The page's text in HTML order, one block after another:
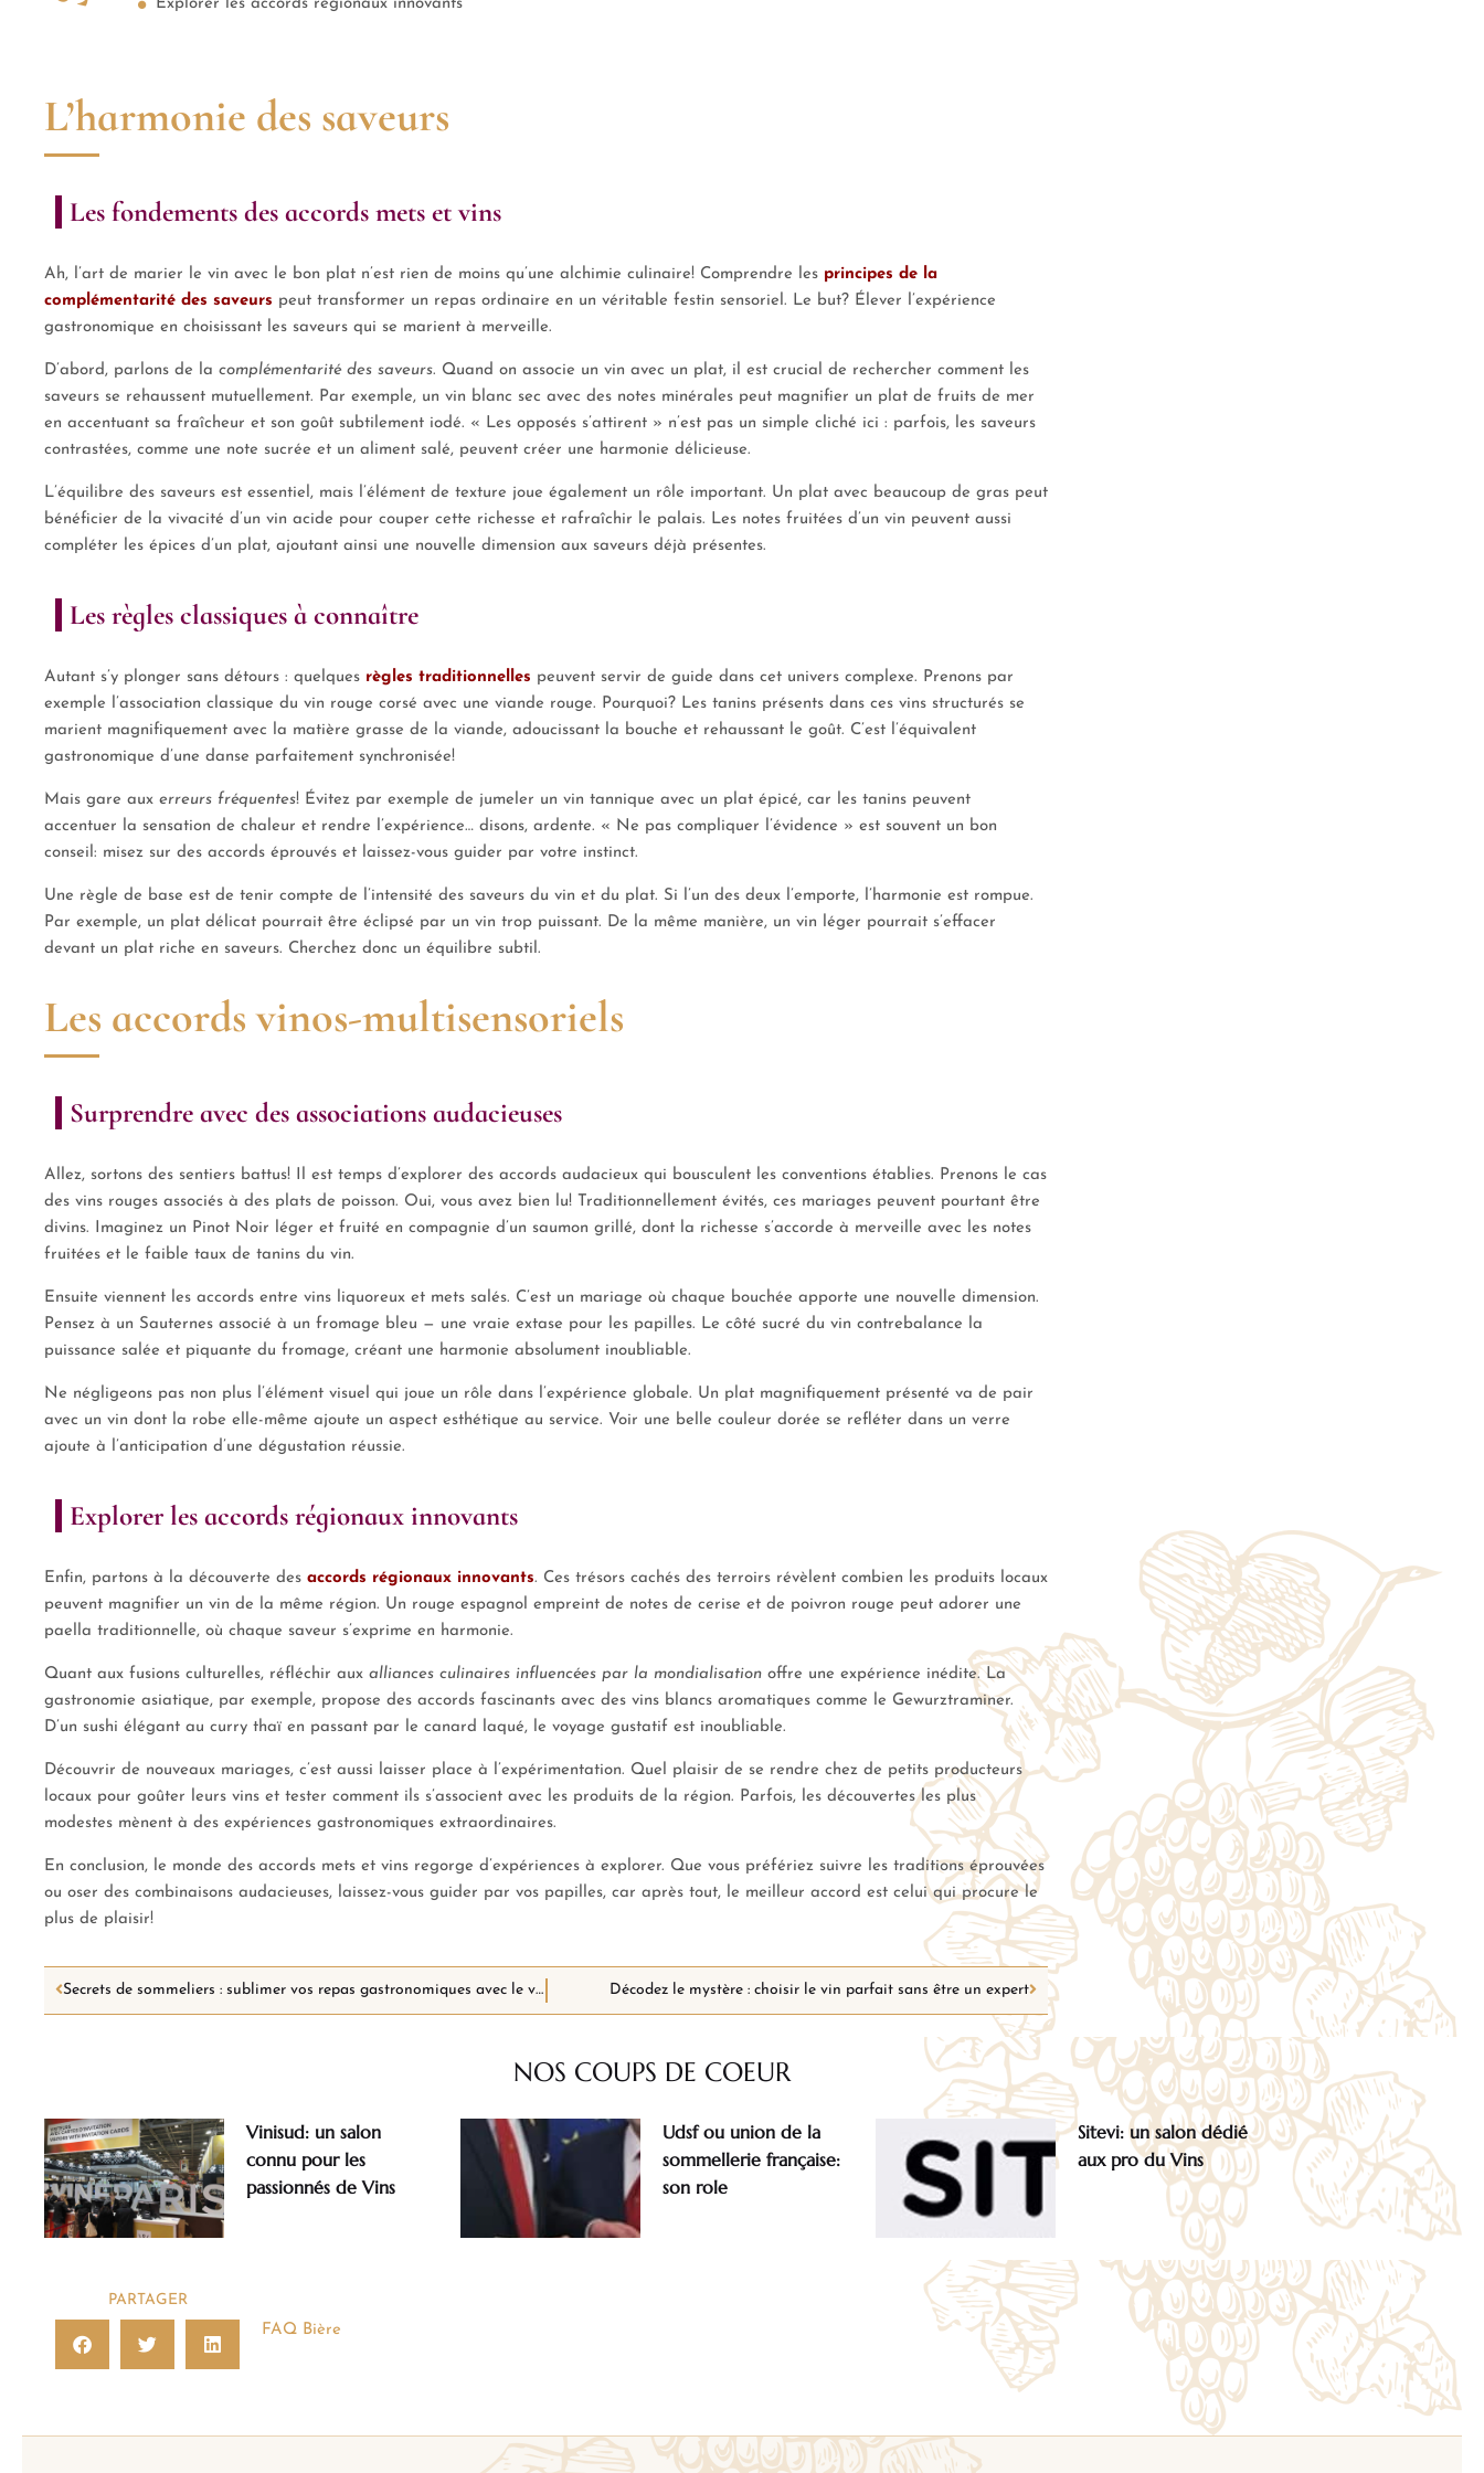
Explorer les accords régionaux innovants
L’harmonie des saveurs
Les fondements des accords mets et vins
Ah, l’art de marier le vin avec le bon plat n’est rien de moins qu’une alchimie culinaire! Comprendre les principes de la
complémentarité des saveurs peut transformer un repas ordinaire en un véritable festin sensoriel. Le but? Élever l’expérience
gastronomique en choisissant les saveurs qui se marient à merveille.
D’abord, parlons de la complémentarité des saveurs. Quand on associe un vin avec un plat, il est crucial de rechercher comment les
saveurs se rehaussent mutuellement. Par exemple, un vin blanc sec avec des notes minérales peut magnifier un plat de fruits de mer
en accentuant sa fraîcheur et son goût subtilement iodé. « Les opposés s’attirent » n’est pas un simple cliché ici : parfois, les saveurs
contrastées, comme une note sucrée et un aliment salé, peuvent créer une harmonie délicieuse.
L’équilibre des saveurs est essentiel, mais l’élément de texture joue également un rôle important. Un plat avec beaucoup de gras peut
bénéficier de la vivacité d’un vin acide pour couper cette richesse et rafraîchir le palais. Les notes fruitées d’un vin peuvent aussi
compléter les épices d’un plat, ajoutant ainsi une nouvelle dimension aux saveurs déjà présentes.
Les règles classiques à connaître
Autant s’y plonger sans détours : quelques règles traditionnelles peuvent servir de guide dans cet univers complexe. Prenons par
exemple l’association classique du vin rouge corsé avec une viande rouge. Pourquoi? Les tanins présents dans ces vins structurés se
marient magnifiquement avec la matière grasse de la viande, adoucissant la bouche et rehaussant le goût. C’est l’équivalent
gastronomique d’une danse parfaitement synchronisée!
Mais gare aux erreurs fréquentes! Évitez par exemple de jumeler un vin tannique avec un plat épicé, car les tanins peuvent
accentuer la sensation de chaleur et rendre l’expérience… disons, ardente. « Ne pas compliquer l’évidence » est souvent un bon
conseil: misez sur des accords éprouvés et laissez-vous guider par votre instinct.
Une règle de base est de tenir compte de l’intensité des saveurs du vin et du plat. Si l’un des deux l’emporte, l’harmonie est rompue.
Par exemple, un plat délicat pourrait être éclipsé par un vin trop puissant. De la même manière, un vin léger pourrait s’effacer
devant un plat riche en saveurs. Cherchez donc un équilibre subtil.
Les accords vinos-multisensoriels
Surprendre avec des associations audacieuses
Allez, sortons des sentiers battus! Il est temps d’explorer des accords audacieux qui bousculent les conventions établies. Prenons le cas
des vins rouges associés à des plats de poisson. Oui, vous avez bien lu! Traditionnellement évités, ces mariages peuvent pourtant être
divins. Imaginez un Pinot Noir léger et fruité en compagnie d’un saumon grillé, dont la richesse s’accorde à merveille avec les notes
fruitées et le faible taux de tanins du vin.
Ensuite viennent les accords entre vins liquoreux et mets salés. C’est un mariage où chaque bouchée apporte une nouvelle dimension.
Pensez à un Sauternes associé à un fromage bleu — une vraie extase pour les papilles. Le côté sucré du vin contrebalance la
puissance salée et piquante du fromage, créant une harmonie absolument inoubliable.
Ne négligeons pas non plus l’élément visuel qui joue un rôle dans l’expérience globale. Un plat magnifiquement présenté va de pair
avec un vin dont la robe elle-même ajoute un aspect esthétique au service. Voir une belle couleur dorée se refléter dans un verre
ajoute à l’anticipation d’une dégustation réussie.
Explorer les accords régionaux innovants
Enfin, partons à la découverte des accords régionaux innovants. Ces trésors cachés des terroirs révèlent combien les produits locaux
peuvent magnifier un vin de la même région. Un rouge espagnol empreint de notes de cerise et de poivron rouge peut adorer une
paella traditionnelle, où chaque saveur s’exprime en harmonie.
Quant aux fusions culturelles, réfléchir aux alliances culinaires influencées par la mondialisation offre une expérience inédite. La
gastronomie asiatique, par exemple, propose des accords fascinants avec des vins blancs aromatiques comme le Gewurztraminer.
D’un sushi élégant au curry thaï en passant par le canard laqué, le voyage gustatif est inoubliable.
Découvrir de nouveaux mariages, c’est aussi laisser place à l’expérimentation. Quel plaisir de se rendre chez de petits producteurs
locaux pour goûter leurs vins et tester comment ils s’associent avec les produits de la région. Parfois, les découvertes les plus
modestes mènent à des expériences gastronomiques extraordinaires.
En conclusion, le monde des accords mets et vins regorge d’expériences à explorer. Que vous préfériez suivre les traditions éprouvées
ou oser des combinaisons audacieuses, laissez-vous guider par vos papilles, car après tout, le meilleur accord est celui qui procure le
plus de plaisir!
Secrets de sommeliers : sublimer vos repas gastronomiques avec le vin parfait Décodez le mystère : choisir le vin parfait sans être un expert
NOS COUPS DE COEUR
Vinisud: un salon
connu pour les
passionnés de Vins
Udsf ou union de la
sommellerie française:
son role
Sitevi: un salon dédié
aux pro du Vins
PARTAGER
FAQ Bière